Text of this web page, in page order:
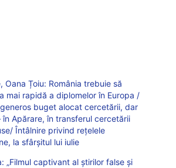
Oana Țoiu: România trebuie să
mai rapidă a diplomelor în Europa /
buget alocat cercetării, dar
Apărare, în transferul cercetării
Întâlnire privind rețelele
la sfârșitul lui iulie
„Filmul captivant al știrilor false și